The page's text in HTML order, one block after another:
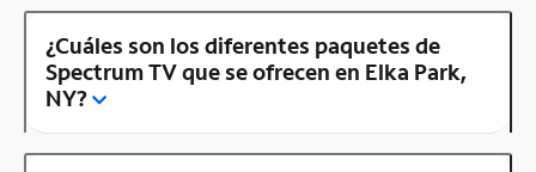
¿Cuáles son los diferentes paquetes de
Spectrum TV que se ofrecen en Elka Park,
NY?